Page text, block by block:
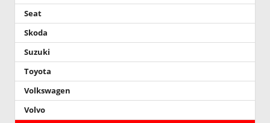
Seat
Skoda
Suzuki
Toyota
Volkswagen
Volvo